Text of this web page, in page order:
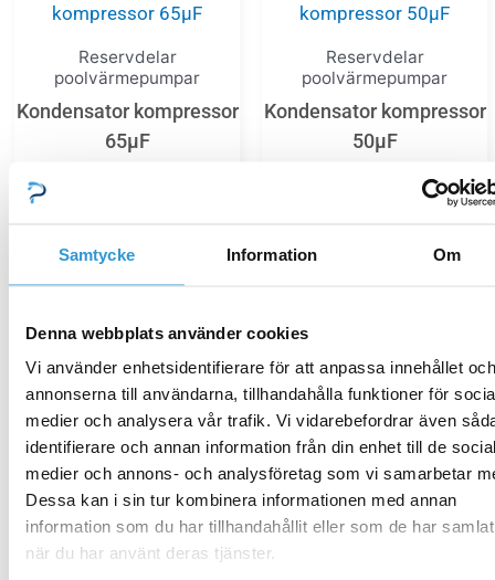
Samtycke Information Om
Denna webbplats använder cookies
Vi använder enhetsidentifierare för att anpassa innehållet och
annonserna till användarna, tillhandahålla funktioner för
medier och analysera vår trafik. Vi vidarebefordrar även
identifierare och annan information från din enhet till de
medier och annons- och analysföretag som vi samarbetar
Dessa kan i sin tur kombinera informationen med annan
information som du har tillhandahållit eller som de har
när du har använt deras tjänster.
Reservdelar
poolvärmepumpar
Kondensator kompressor
65µF
Lägg till i varukorg
Reservdelar
poolvärmepumpar
Kondensator kompressor
50µF
S30-3P Sprängskiss S-
serien 2017- R410 modell
Fläktmotor V/H/S/R/P
20/30/30-3P & Q30/Q30-
3P & P20/P30 R32 serien
Reservdelar
poolvärmepumpar
Kompressor P15 R32